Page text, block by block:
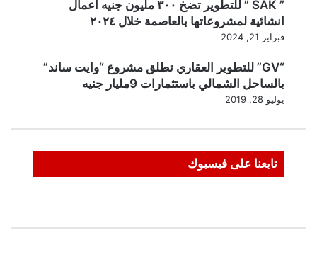
” SAK ” للتطوير تضخ ٣٠٠ مليون جنيه أعمال
انشائية لمشروعاتها بالعاصمة خلال ٢٠٢٤
فبراير 21, 2024
“GV” للتطوير العقاري تطلق مشروع “وايت ساند”
بالساحل الشمالي باستثمارات 9مليار جنيه
يوليو 28, 2019
تابعنا على فيسبوك